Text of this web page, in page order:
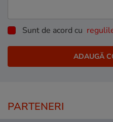
Sunt de acord cu
PARTENERI